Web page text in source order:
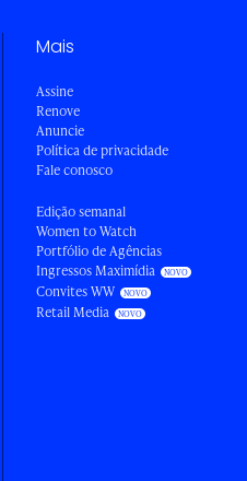
Mais
Assine
Renove
Anuncie
Política de privacidade
Fale conosco
Edição semanal
Women to Watch
Portfólio de Agências
Ingressos Maximídia
Convites WW
Retail Media